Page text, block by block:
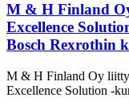
M & H Finland
Excellence
Bosch Rexrothin
M & H Finland Oy
Excellence Solution -